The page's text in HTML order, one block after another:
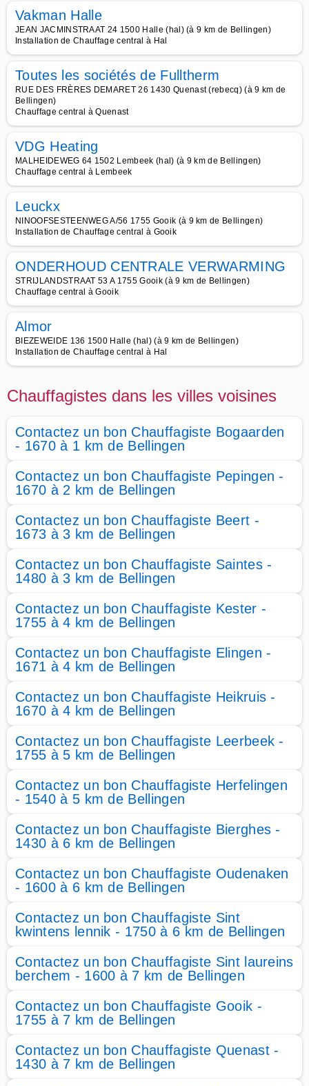
Vakman Halle
JEAN JACMINSTRAAT 24 1500 Halle (hal) (à 9 km de Bellingen)
Installation de Chauffage central à Hal
Toutes les sociétés de Fulltherm
RUE DES FRÈRES DEMARET 26 1430 Quenast (rebecq) (à 9 km de
Bellingen)
Chauffage central à Quenast
VDG Heating
MALHEIDEWEG 64 1502 Lembeek (hal) (à 9 km de Bellingen)
Chauffage central à Lembeek
Leuckx
NINOOFSESTEENWEG A/56 1755 Gooik (à 9 km de Bellingen)
Installation de Chauffage central à Gooik
ONDERHOUD CENTRALE VERWARMING
STRIJLANDSTRAAT 53 A 1755 Gooik (à 9 km de Bellingen)
Chauffage central à Gooik
Almor
BIEZEWEIDE 136 1500 Halle (hal) (à 9 km de Bellingen)
Installation de Chauffage central à Hal
Chauffagistes dans les villes voisines
Contactez un bon Chauffagiste Bogaarden
- 1670 à 1 km de Bellingen
Contactez un bon Chauffagiste Pepingen -
1670 à 2 km de Bellingen
Contactez un bon Chauffagiste Beert -
1673 à 3 km de Bellingen
Contactez un bon Chauffagiste Saintes -
1480 à 3 km de Bellingen
Contactez un bon Chauffagiste Kester -
1755 à 4 km de Bellingen
Contactez un bon Chauffagiste Elingen -
1671 à 4 km de Bellingen
Contactez un bon Chauffagiste Heikruis -
1670 à 4 km de Bellingen
Contactez un bon Chauffagiste Leerbeek -
1755 à 5 km de Bellingen
Contactez un bon Chauffagiste Herfelingen
- 1540 à 5 km de Bellingen
Contactez un bon Chauffagiste Bierghes -
1430 à 6 km de Bellingen
Contactez un bon Chauffagiste Oudenaken
- 1600 à 6 km de Bellingen
Contactez un bon Chauffagiste Sint
kwintens lennik - 1750 à 6 km de Bellingen
Contactez un bon Chauffagiste Sint laureins
berchem - 1600 à 7 km de Bellingen
Contactez un bon Chauffagiste Gooik -
1755 à 7 km de Bellingen
Contactez un bon Chauffagiste Quenast -
1430 à 7 km de Bellingen